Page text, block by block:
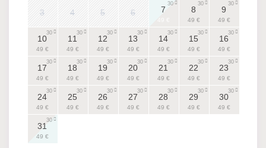
3 4 5 6 7
30
8
49 €
30
9
49 €
30
10
49 €
30
11
49 €
30
12
49 €
30
13
49 €
30
14
49 €
30
15
49 €
30
16
49 €
30
17
49 €
30
18
49 €
30
19
49 €
30
20
49 €
30
21
49 €
30
22
49 €
30
23
49 €
30
24
49 €
30
25
49 €
30
26
49 €
30
27
49 €
30
28
49 €
30
29
49 €
30
30
49 €
30
31
49 €
30